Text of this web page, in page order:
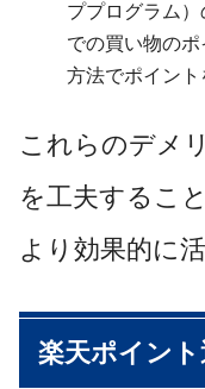
ププログラム
での買い物の
方法でポイント
これらのデメ
を工夫するこ
より効果的に
楽天ポイン